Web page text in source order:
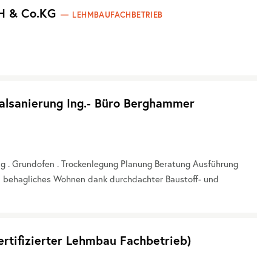
& Co.KG LEHMBAUFACHBETRIEB
Ing.- Büro Berghammer
. Grundofen . Trockenlegung Planung Beratung Ausführung
Wohnen dank durchdachter Baustoff- und
Lehmbau Fachbetrieb)